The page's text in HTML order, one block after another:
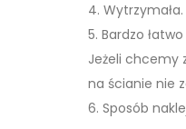
4. Wytrzymała.
5. Bardzo
Jeżeli chcemy
na ścianie nie
6. Sposób